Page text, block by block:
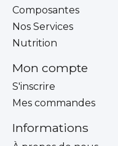
Composantes
Nos Services
Nutrition
Mon compte
S'inscrire
Mes commandes
Informations